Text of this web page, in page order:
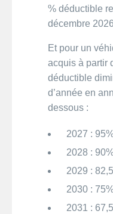
% déductible
décembre
Et pour un
acquis à partir
déductible
d’année en
dessous :
2027 :
2028 :
2029 :
2030 :
2031 :